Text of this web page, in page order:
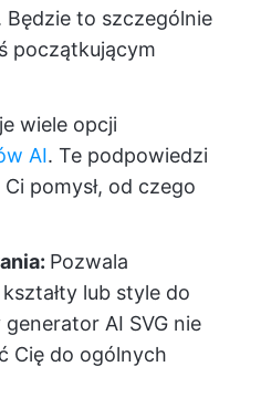
Będzie to szczególnie
początkującym
wiele opcji
AI. Te podpowiedzi
pomysł, od czego
Pozwala
lub style do
AI SVG nie
Cię do ogólnych